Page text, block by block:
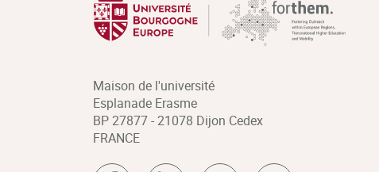
Maison de l'université
Esplanade Erasme
BP 27877 - 21078 Dijon Cedex
FRANCE